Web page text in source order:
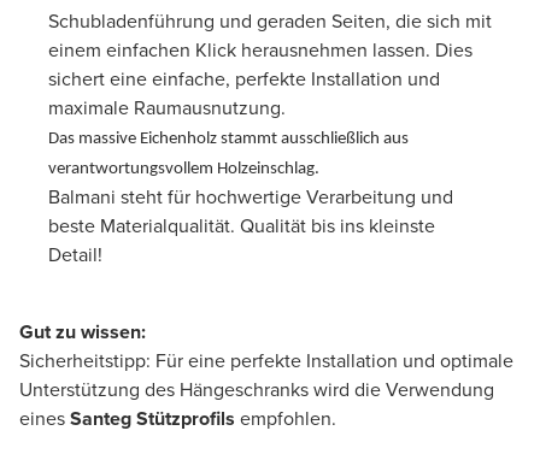
Schubladenführung und geraden Seiten, die sich mit
einem einfachen Klick herausnehmen lassen. Dies
sichert eine einfache, perfekte Installation und
maximale Raumausnutzung.
Das massive Eichenholz stammt ausschließlich aus
verantwortungsvollem Holzeinschlag.
Balmani steht für hochwertige Verarbeitung und
beste Materialqualität. Qualität bis ins kleinste
Detail!
Gut zu wissen:
Sicherheitstipp: Für eine perfekte Installation und optimale
Unterstützung des Hängeschranks wird die Verwendung
einesSanteg Stützprofils empfohlen.